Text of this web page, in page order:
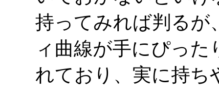
持ってみれば判るが
ィ曲線が手にぴっ
れており、実に持ち